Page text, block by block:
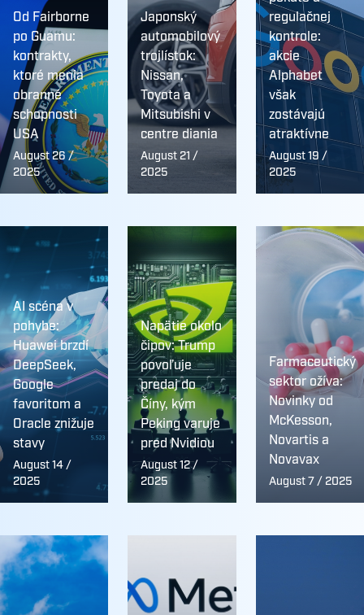
Od Fairborne
po Guamu:
kontrakty,
ktoré menia
obranné
schopnosti
USA
August 26 /
2025
Japonský
automobilový
trojlístok:
Nissan,
Toyota a
Mitsubishi v
centre diania
August 21 /
2025
regulačnej
kontrole:
akcie
Alphabet
však
zostávajú
atraktívne
August 19 /
2025
AI scéna v
pohybe:
Huawei brzdí
DeepSeek,
Google
favoritom a
Oracle znižuje
stavy
August 14 /
2025
Napätie okolo
čipov: Trump
povoľuje
predaj do
Číny, kým
Peking varuje
pred Nvidiou
August 12 /
2025
Farmaceutický
sektor ožíva:
Novinky od
McKesson,
Novartis a
Novavax
August 7 / 2025